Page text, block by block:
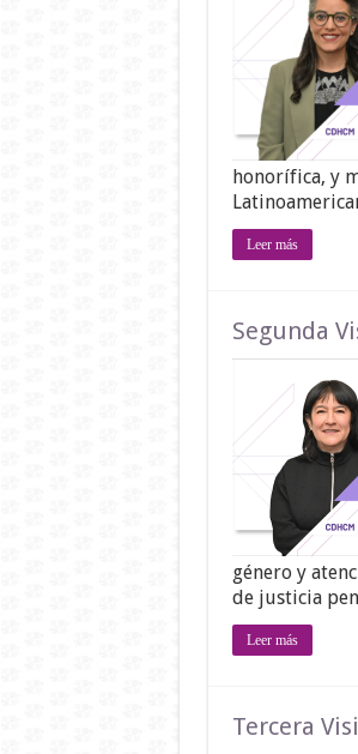
honorífica, y
Leer más
Segunda
género y
de justicia
Leer más
Tercera